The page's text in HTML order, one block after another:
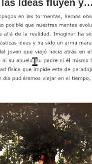
Ideas fluyen